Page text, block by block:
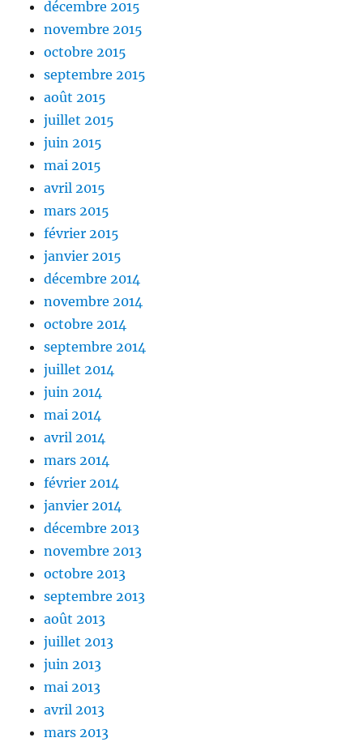
décembre 2015
novembre 2015
octobre 2015
septembre 2015
août 2015
juillet 2015
juin 2015
mai 2015
avril 2015
mars 2015
février 2015
janvier 2015
décembre 2014
novembre 2014
octobre 2014
septembre 2014
juillet 2014
juin 2014
mai 2014
avril 2014
mars 2014
février 2014
janvier 2014
décembre 2013
novembre 2013
octobre 2013
septembre 2013
août 2013
juillet 2013
juin 2013
mai 2013
avril 2013
mars 2013